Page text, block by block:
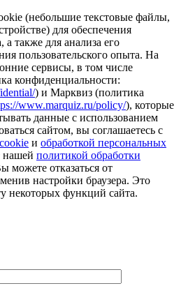
(небольшие текстовые файлы,
для обеспечения
а также для анализа его
пользовательского опыта. На
сервисы, в том числе
конфиденциальности:
) и Марквиз (политика
www.marquiz.ru/policy/), которые
данные с использованием
сайтом, вы соглашаетесь с
и обработкой персональных
нашей политикой обработки
можете отказаться от
настройки браузера. Это
некоторых функций сайта.